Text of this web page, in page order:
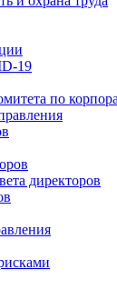
по
директоров